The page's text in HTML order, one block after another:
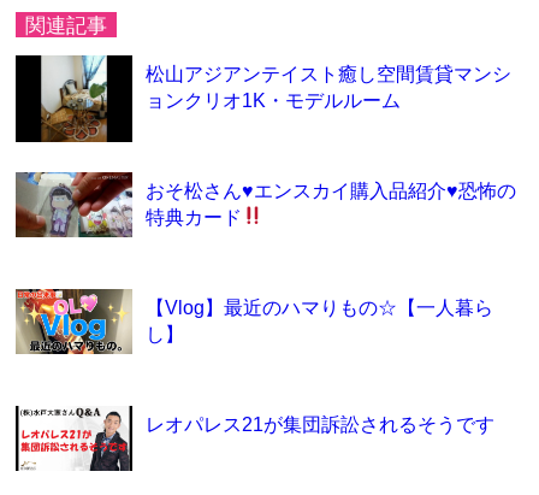
関連記事
松山アジアンテイスト癒し空間賃貸マンシ
ョンクリオ1K・モデルルーム
おそ松さん♥エンスカイ購入品紹介♥恐怖の
特典カード
【Vlog】最近のハマりもの☆【一人暮ら
し】
レオパレス21が集団訴訟されるそうです